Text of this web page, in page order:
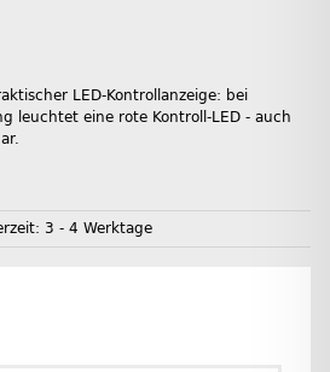
LED-Kontrollanzeige: bei
leuchtet eine rote Kontroll-LED - auch
3 - 4 Werktage